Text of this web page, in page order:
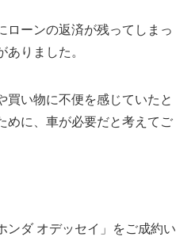
ローンの返済が残ってしまっ
りました。
買い物に不便を感じていたと
めに、車が必要だと考えてご
ンダ オデッセイ」をご成約い